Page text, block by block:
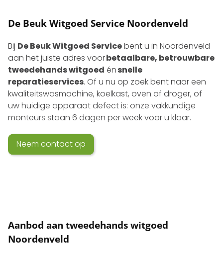
De Beuk Witgoed Service Noordenveld
Bij De Beuk Witgoed Servicebent u in Noordenveld
aan het juiste adres voorbetaalbare, betrouwbare
tweedehands witgoed énsnelle
reparatieservices. Of u nu op zoek bent naar een
kwaliteits­wasmachine, koelkast, oven of droger, of
uw huidige apparaat defect is: onze vakkundige
monteurs staan 6 dagen per week voor u klaar.
Neem contact op
Aanbod aan tweedehands witgoed
Noordenveld